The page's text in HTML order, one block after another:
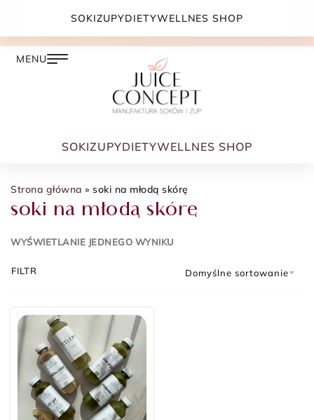
DARMOWA DOSTAWA PRZY ZAMÓWIENIU JUŻ OD
SOKIZUPYDIETYWELLNES SHOP
Strona główna » soki na młodą skórę
soki na młodą skórę
WYŚWIETLANIE JEDNEGO WYNIKU
Domyślne sortowanie
FILTR
SOKIZUPYDIETYWELLNES SHOP